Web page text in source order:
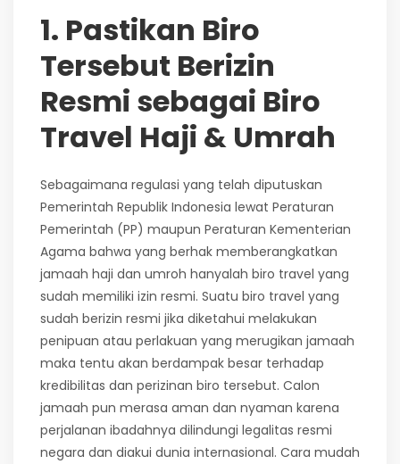
1. Pastikan Biro
Tersebut Berizin
Resmi sebagai Biro
Travel Haji & Umrah
Sebagaimana regulasi yang telah diputuskan
Pemerintah Republik Indonesia lewat Peraturan
Pemerintah (PP) maupun Peraturan Kementerian
Agama bahwa yang berhak memberangkatkan
jamaah haji dan umroh hanyalah biro travel yang
sudah memiliki izin resmi. Suatu biro travel yang
sudah berizin resmi jika diketahui melakukan
penipuan atau perlakuan yang merugikan jamaah
maka tentu akan berdampak besar terhadap
kredibilitas dan perizinan biro tersebut. Calon
jamaah pun merasa aman dan nyaman karena
perjalanan ibadahnya dilindungi legalitas resmi
negara dan diakui dunia internasional. Cara mudah